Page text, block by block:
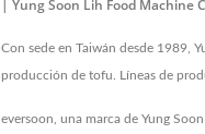
| Yung Soon Lih Food Machine
Con sede en Taiwán desde 1989,
producción de tofu. Líneas de
eversoon, una marca de Yung